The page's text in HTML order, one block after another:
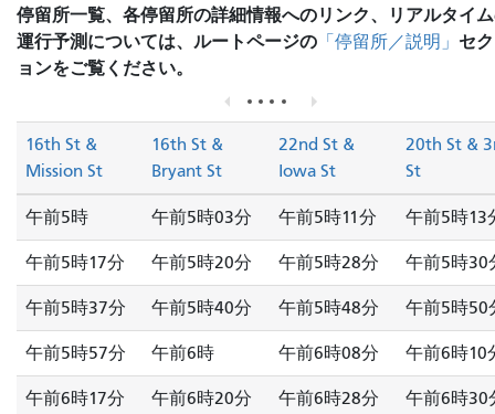
停留所一覧、各停留所の詳細情報へのリンク、リアルタイ
運行予測については、ルートページの 「停留所／説明」 セ
ョンをご覧ください。
16th St &
Mission St
16th St &
Bryant St
22nd St &
Iowa St
20th St &
St
午前5時 午前5時03分 午前5時11分 午前5時13
午前5時17分 午前5時20分 午前5時28分 午前5時30
午前5時37分 午前5時40分 午前5時48分 午前5時50
午前5時57分 午前6時 午前6時08分 午前6時10
午前6時17分 午前6時20分 午前6時28分 午前6時30